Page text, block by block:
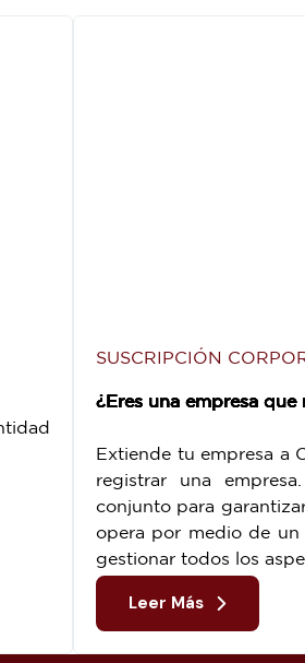
SUSCRIPCIÓN
¿Eres una empresa
Extiende tu empresa a
registrar una
conjunto para
opera por medio de un
gestionar todos los
Leer Más